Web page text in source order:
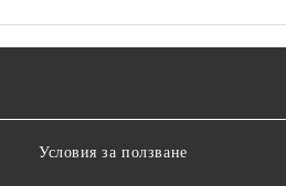
Условия за ползване